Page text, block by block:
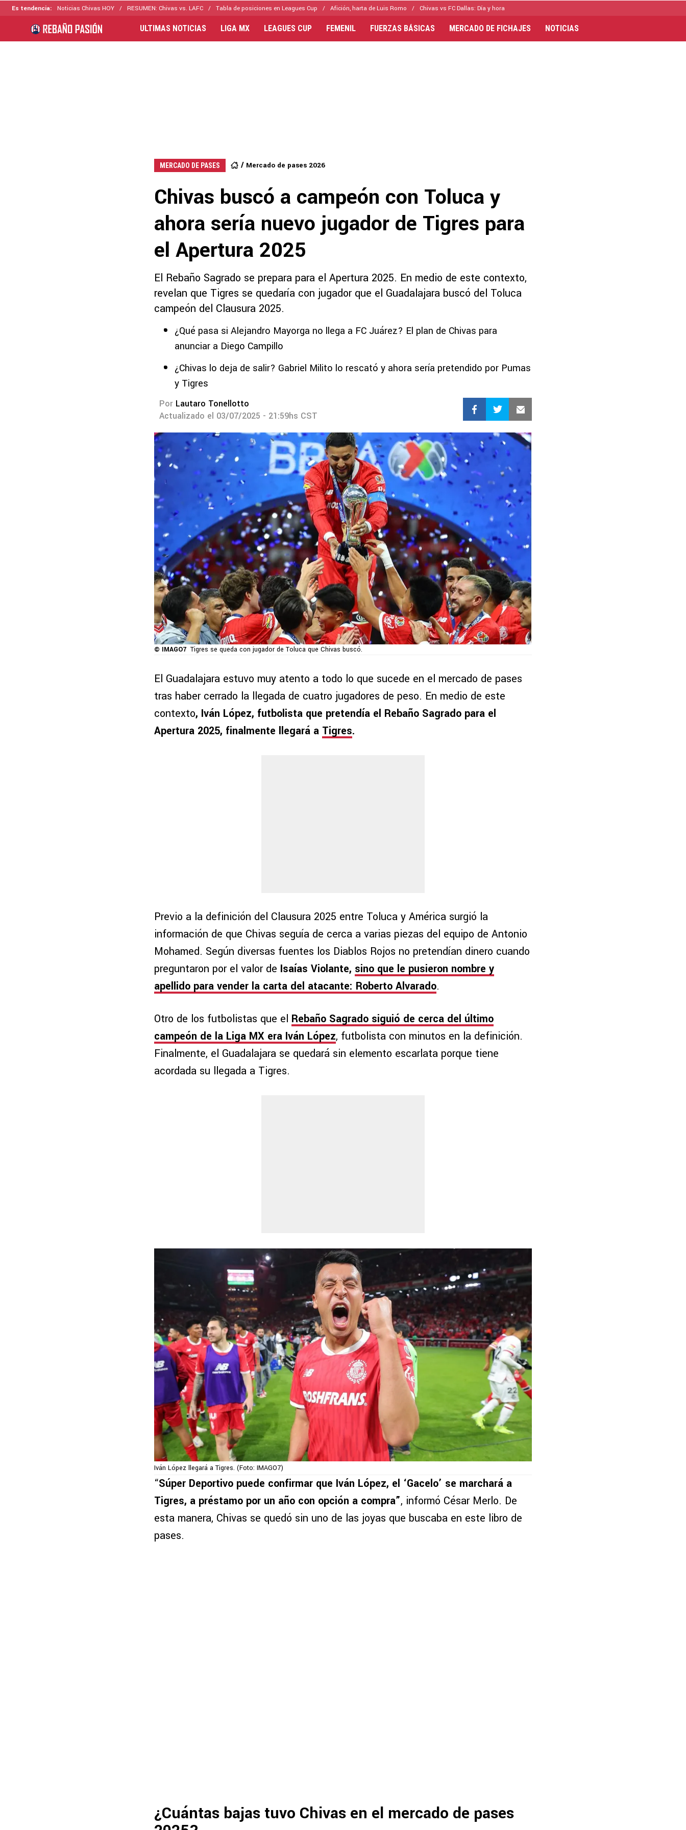
Es tendencia: Noticias Chivas HOY RESUMEN: Chivas vs. LAFC Tabla de posiciones en Leagues Cup Afición, harta de Luis Romo Chivas vs FC Dallas: Día y hora
ULTIMAS NOTICIAS LIGA MX LEAGUES CUP FEMENIL FUERZAS BÁSICAS MERCADO DE FICHAJES NOTICIAS
MERCADO DE PASES Mercado de pases 2026
Chivas buscó a campeón con Toluca y
ahora sería nuevo jugador de Tigres para
el Apertura 2025
El Rebaño Sagrado se prepara para el Apertura 2025. En medio de este contexto,
revelan que Tigres se quedaría con jugador que el Guadalajara buscó del Toluca
campeón del Clausura 2025.
¿Qué pasa si Alejandro Mayorga no llega a FC Juárez? El plan de Chivas para
anunciar a Diego Campillo
¿Chivas lo deja de salir? Gabriel Milito lo rescató y ahora sería pretendido por Pumas
y Tigres
Por Lautaro Tonellotto
Actualizado el 03/07/2025 - 21:59hs CST
© IMAGO7 Tigres se queda con jugador de Toluca que Chivas buscó.
El Guadalajara estuvo muy atento a todo lo que sucede en el mercado de pases
tras haber cerrado la llegada de cuatro jugadores de peso. En medio de este
contexto, Iván López, futbolista que pretendía el Rebaño Sagrado para el
Apertura 2025, finalmente llegará a Tigres.
Previo a la definición del Clausura 2025 entre Toluca y América surgió la
información de que Chivas seguía de cerca a varias piezas del equipo de Antonio
Mohamed. Según diversas fuentes los Diablos Rojos no pretendían dinero cuando
preguntaron por el valor de Isaías Violante, sino que le pusieron nombre y
apellido para vender la carta del atacante: Roberto Alvarado.
Otro de los futbolistas que el Rebaño Sagrado siguió de cerca del último
campeón de la Liga MX era Iván López, futbolista con minutos en la definición.
Finalmente, el Guadalajara se quedará sin elemento escarlata porque tiene
acordada su llegada a Tigres.
Iván López llegará a Tigres. (Foto: IMAGO7)
“Súper Deportivo puede confirmar que Iván López, el ‘Gacelo’ se marchará a
Tigres, a préstamo por un año con opción a compra”, informó César Merlo. De
esta manera, Chivas se quedó sin uno de las joyas que buscaba en este libro de
pases.
¿Cuántas bajas tuvo Chivas en el mercado de pases